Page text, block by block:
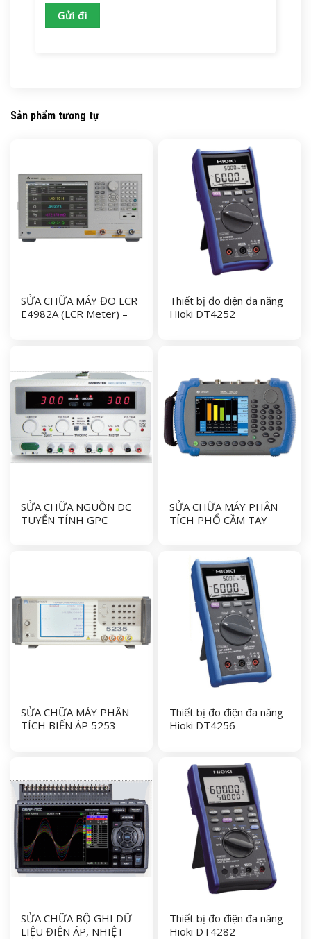
Sản phẩm tương tự
SỬA CHỮA MÁY ĐO LCR
E4982A (LCR Meter) –
Thiết bị đo điện đa năng
Hioki DT4252
SỬA CHỮA NGUỒN DC
TUYẾN TÍNH GPC
SỬA CHỮA MÁY PHÂN
TÍCH PHỔ CẦM TAY
ANALYZER)
SỬA CHỮA MÁY PHÂN
TÍCH BIẾN ÁP 5253
Thiết bị đo điện đa năng
Hioki DT4256
SỬA CHỮA BỘ GHI DỮ
LIỆU ĐIỆN ÁP, NHIỆT
Thiết bị đo điện đa năng
Hioki DT4282